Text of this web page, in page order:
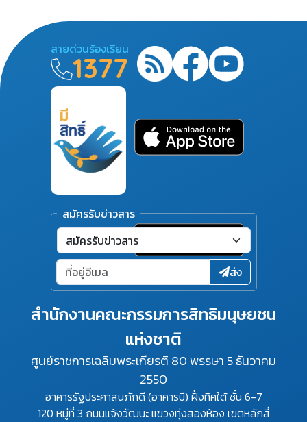
สำนักงานคณะกรรมการสิทธิมนุษยชน
แห่งชาติ
ศูนย์ราชการเฉลิมพระเกียรติ 80 พรรษา 5 ธันวาคม
2550
อาคารรัฐประศาสนภักดี (อาคารบี) ฝั่งทิศใต้ ชั้น 6-7
120 หมู่ที่ 3 ถนนแจ้งวัฒนะ แขวงทุ่งสองห้อง เขตหลักสี่
สายด่วนร้องเรียน
1377
สมัครรับข่าวสาร
ส่ง